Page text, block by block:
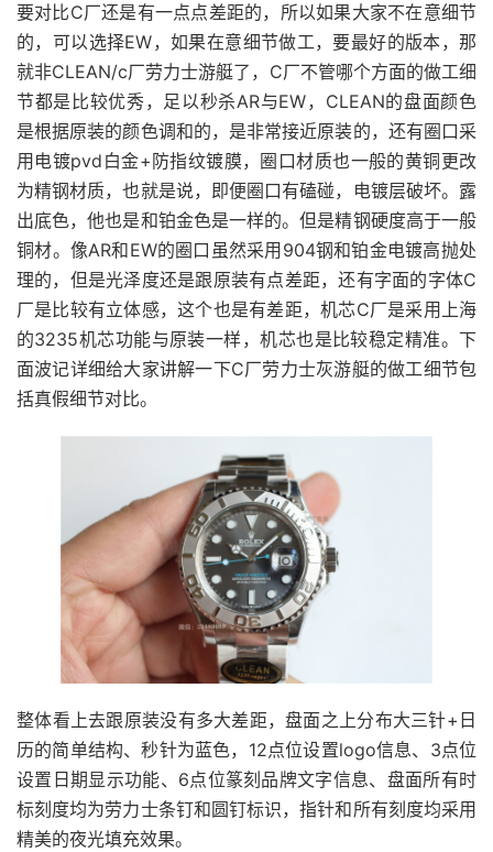
要对比C厂还是有一点点差距的，所以如果大家不在意细节
的，可以选择EW，如果在意细节做工，要最好的版本，那
就非CLEAN/c厂劳力士游艇了，C厂不管哪个方面的做工细
节都是比较优秀，足以秒杀AR与EW，CLEAN的盘面颜色
是根据原装的颜色调和的，是非常接近原装的，还有圈口采
用电镀pvd白金+防指纹镀膜，圈口材质也一般的黄铜更改
为精钢材质，也就是说，即便圈口有磕碰，电镀层破坏。露
出底色，他也是和铂金色是一样的。但是精钢硬度高于一般
铜材。像AR和EW的圈口虽然采用904钢和铂金电镀高抛处
理的，但是光泽度还是跟原装有点差距，还有字面的字体C
厂是比较有立体感，这个也是有差距，机芯C厂是采用上海
的3235机芯功能与原装一样，机芯也是比较稳定精准。下
面波记详细给大家讲解一下C厂劳力士灰游艇的做工细节包
括真假细节对比。
整体看上去跟原装没有多大差距，盘面之上分布大三针+日
历的简单结构、秒针为蓝色，12点位设置logo信息、3点位
设置日期显示功能、6点位篆刻品牌文字信息、盘面所有时
标刻度均为劳力士条钉和圆钉标识，指针和所有刻度均采用
精美的夜光填充效果。